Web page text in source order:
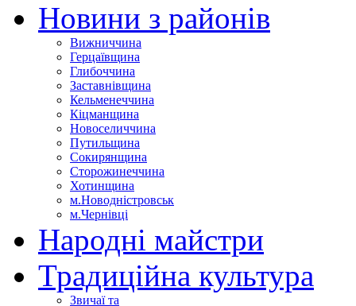
Новини з районів
Вижниччина
Герцаївщина
Глибоччина
Заставнівщина
Кельменеччина
Кіцманщина
Новоселиччина
Путильщина
Сокирянщина
Сторожинеччина
Хотинщина
м.Новодністровськ
м.Чернівці
Народні майстри
Традиційна культура
Звичаї та